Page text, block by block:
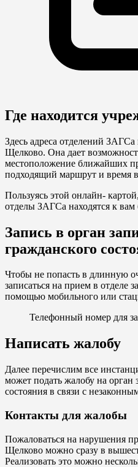
Где находится
Здесь адреса отделений
Щелково. Она дает
местоположение ближайших
подходящий маршрут и время
Пользуясь этой онлайн-
отделы ЗАГСа находятся к вам
Запись в орган
гражданского
Чтобы не попасть в длинную
записаться на прием в отделе
помощью мобильного или
Телефонный номер для
Написать жалобу
Далее перечислим все
может подать жалобу на орган
состояния в связи с
Контакты для жалобы
Пожаловаться на нарушения
Щелково можно сразу в
Реализовать это можно